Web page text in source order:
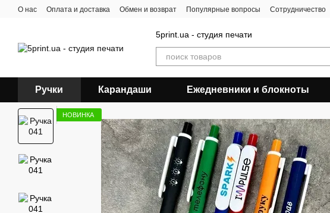
Перейти к основному контенту
О нас Оплата и доставка Обмен и возврат Популярные вопросы Сотрудничество
5print.ua - студия печати
Ручки Карандаши Ежедневники и блокноты
НОВИНКА